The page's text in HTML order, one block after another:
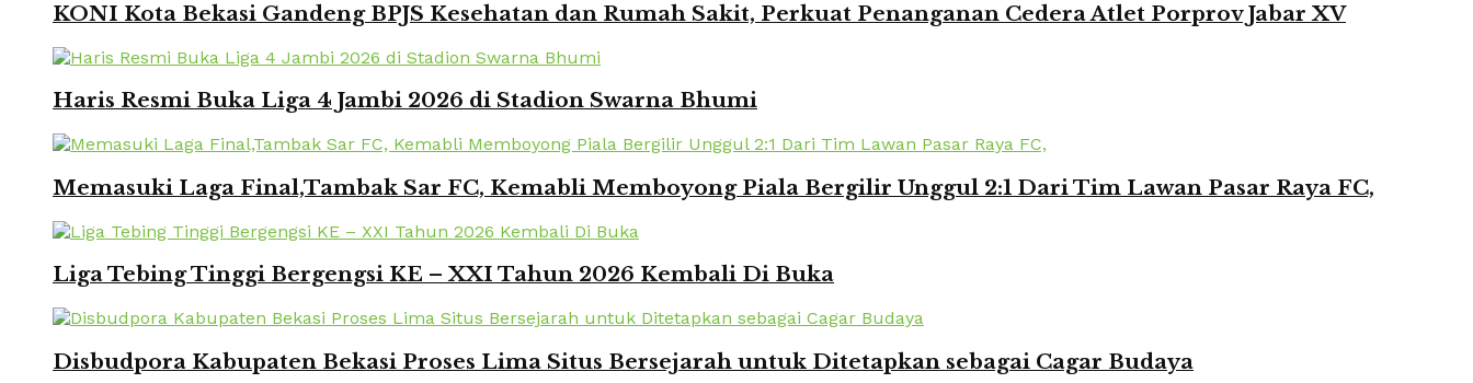
KONI Kota Bekasi Gandeng BPJS Kesehatan dan Rumah Sakit, Perkuat Penanganan Cedera Atlet Porprov Jabar XV
Haris Resmi Buka Liga 4 Jambi 2026 di Stadion Swarna Bhumi
Memasuki Laga Final,Tambak Sar FC, Kemabli Memboyong Piala Bergilir Unggul 2:1 Dari Tim Lawan Pasar Raya FC,
Liga Tebing Tinggi Bergengsi KE – XXI Tahun 2026 Kembali Di Buka
Disbudpora Kabupaten Bekasi Proses Lima Situs Bersejarah untuk Ditetapkan sebagai Cagar Budaya